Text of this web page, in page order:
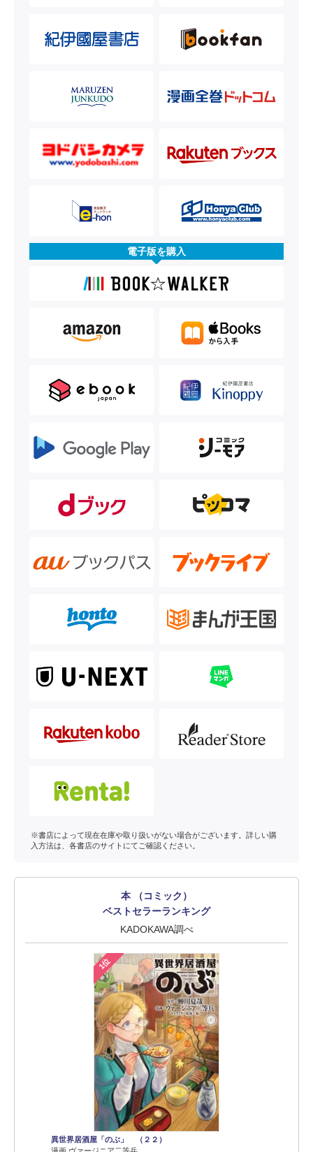
電子版を購入
※書店によって現在在庫や取り扱いがない場合がございます。詳しい購
入方法は、各書店のサイトにてご確認ください。
本 （コミック）
ベストセラーランキング
KADOKAWA調べ
1位
異世界居酒屋「のぶ」 （２２）
漫画 ヴァージニア二等兵